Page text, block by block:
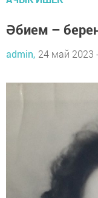
Әбием –
admin, 24 май 2023